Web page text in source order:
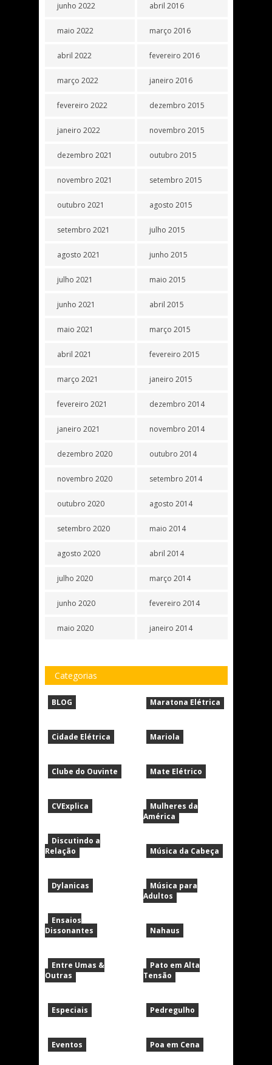
junho 2022
maio 2022
abril 2022
março 2022
fevereiro 2022
janeiro 2022
dezembro 2021
novembro 2021
outubro 2021
setembro 2021
agosto 2021
julho 2021
junho 2021
maio 2021
abril 2021
março 2021
fevereiro 2021
janeiro 2021
dezembro 2020
novembro 2020
outubro 2020
setembro 2020
agosto 2020
julho 2020
junho 2020
maio 2020
abril 2016
março 2016
fevereiro 2016
janeiro 2016
dezembro 2015
novembro 2015
outubro 2015
setembro 2015
agosto 2015
julho 2015
junho 2015
maio 2015
abril 2015
março 2015
fevereiro 2015
janeiro 2015
dezembro 2014
novembro 2014
outubro 2014
setembro 2014
agosto 2014
maio 2014
abril 2014
março 2014
fevereiro 2014
janeiro 2014
Categorias
BLOG
Cidade Elétrica
Clube do Ouvinte
CVExplica
Discutindo a
Relação
Dylanicas
Ensaios
Dissonantes
Entre Umas &
Outras
Especiais
Eventos
Maratona Elétrica
Mariola
Mate Elétrico
Mulheres da
América
Música da Cabeça
Música para
Adultos
Nahaus
Pato em Alta
Tensão
Pedregulho
Poa em Cena